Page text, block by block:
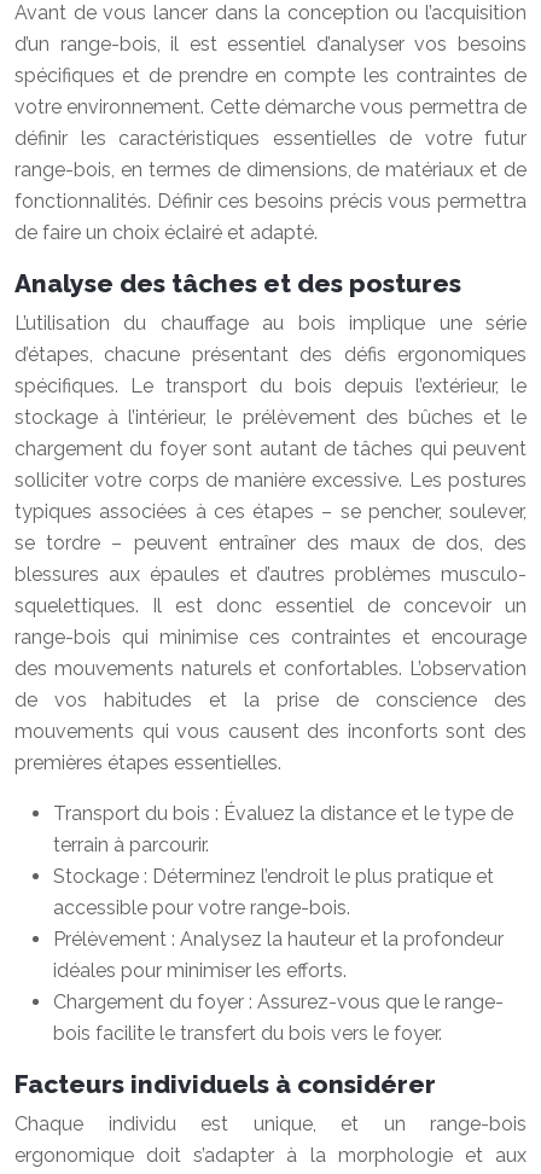
Avant de vous lancer dans la conception ou l’acquisition
d’un range-bois, il est essentiel d’analyser vos besoins
spécifiques et de prendre en compte les contraintes de
votre environnement. Cette démarche vous permettra de
définir les caractéristiques essentielles de votre futur
range-bois, en termes de dimensions, de matériaux et de
fonctionnalités. Définir ces besoins précis vous permettra
de faire un choix éclairé et adapté.
Analyse des tâches et des postures
L’utilisation du chauffage au bois implique une série
d’étapes, chacune présentant des défis ergonomiques
spécifiques. Le transport du bois depuis l’extérieur, le
stockage à l’intérieur, le prélèvement des bûches et le
chargement du foyer sont autant de tâches qui peuvent
solliciter votre corps de manière excessive. Les postures
typiques associées à ces étapes – se pencher, soulever,
se tordre – peuvent entraîner des maux de dos, des
blessures aux épaules et d’autres problèmes musculo-
squelettiques. Il est donc essentiel de concevoir un
range-bois qui minimise ces contraintes et encourage
des mouvements naturels et confortables. L’observation
de vos habitudes et la prise de conscience des
mouvements qui vous causent des inconforts sont des
premières étapes essentielles.
Transport du bois : Évaluez la distance et le type de
terrain à parcourir.
Stockage : Déterminez l’endroit le plus pratique et
accessible pour votre range-bois.
Prélèvement : Analysez la hauteur et la profondeur
idéales pour minimiser les efforts.
Chargement du foyer : Assurez-vous que le range-
bois facilite le transfert du bois vers le foyer.
Facteurs individuels à considérer
Chaque individu est unique, et un range-bois
ergonomique doit s’adapter à la morphologie et aux